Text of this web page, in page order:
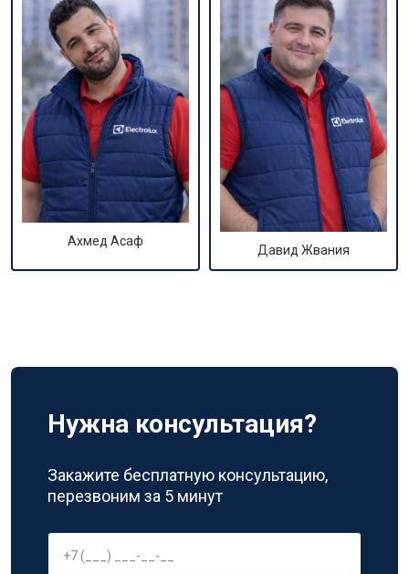
Ахмед Асаф
Давид Жвания
Нужна консультация?
Закажите бесплатную консультацию,
перезвоним за 5 минут